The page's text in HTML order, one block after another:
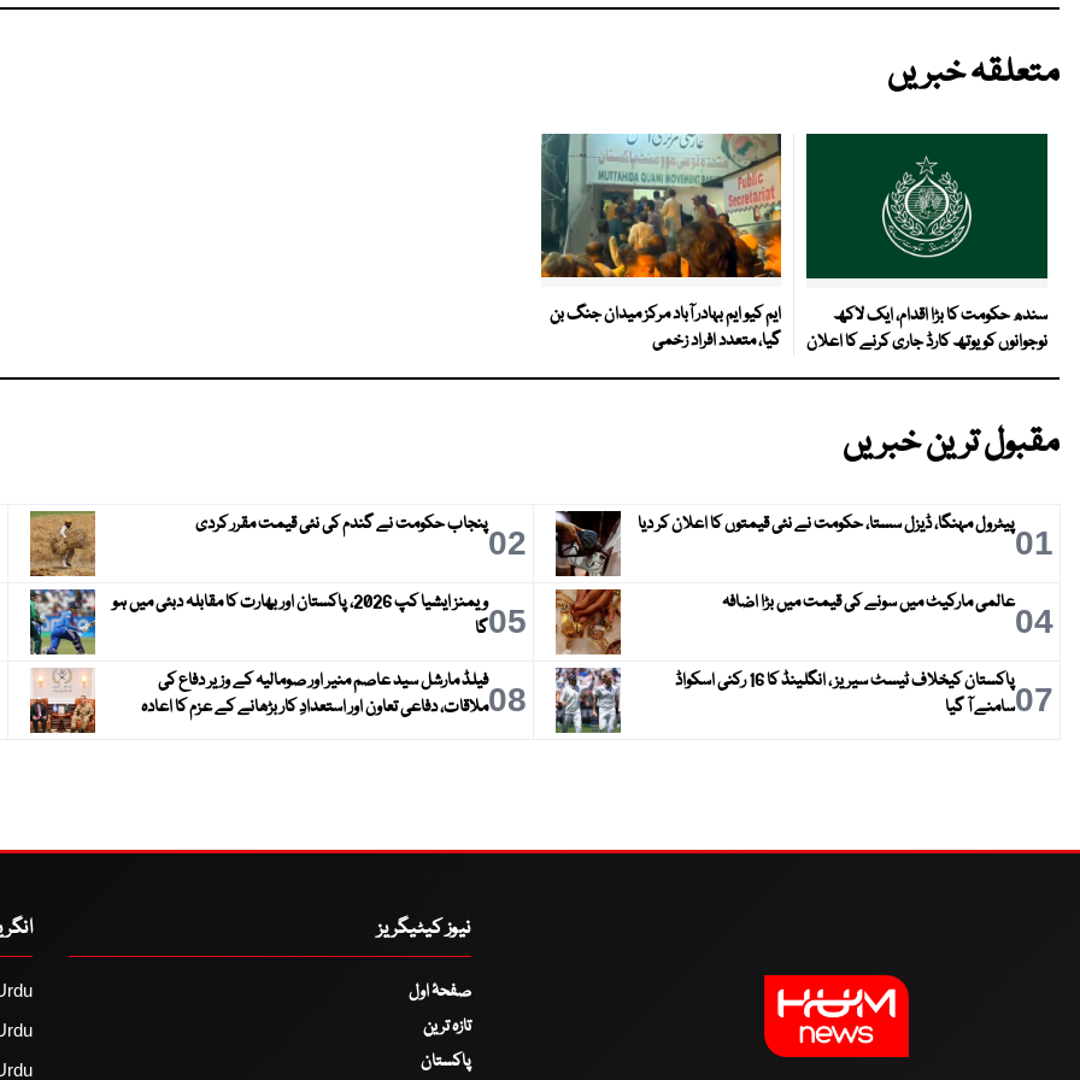
متعلقہ خبریں
سندھ حکومت کا بڑا اقدام، ایک لاکھ
نوجوانوں کو یوتھ کارڈ جاری کرنے کا اعلان
ایم کیو ایم بہادر آباد مرکز میدان جنگ بن
گیا، متعدد افراد زخمی
مقبول ترین خبریں
01پیٹرول مہنگا، ڈیزل سستا، حکومت نے نئی قیمتوں کا اعلان کر دیا 02پنجاب حکومت نے گندم کی نئی قیمت مقرر کردی
04عالمی مارکیٹ میں سونے کی قیمت میں بڑا اضافہ 05
ویمنز ایشیا کپ 2026، پاکستان اور بھارت کا مقابلہ دبئی میں ہو
گا
07
پاکستان کیخلاف ٹیسٹ سیریز ، انگلینڈ کا 16 رکنی اسکواڈ
سامنے آ گیا
08فیلڈ مارشل سید عاصم منیر اور صومالیہ کے وزیر دفاع کی
ملاقات، دفاعی تعاون اور استعدادِ کار بڑھانے کے عزم کا اعادہ
نیوز کیٹیگریز
صفحۂ اول
تازہ ترین
پاکستان